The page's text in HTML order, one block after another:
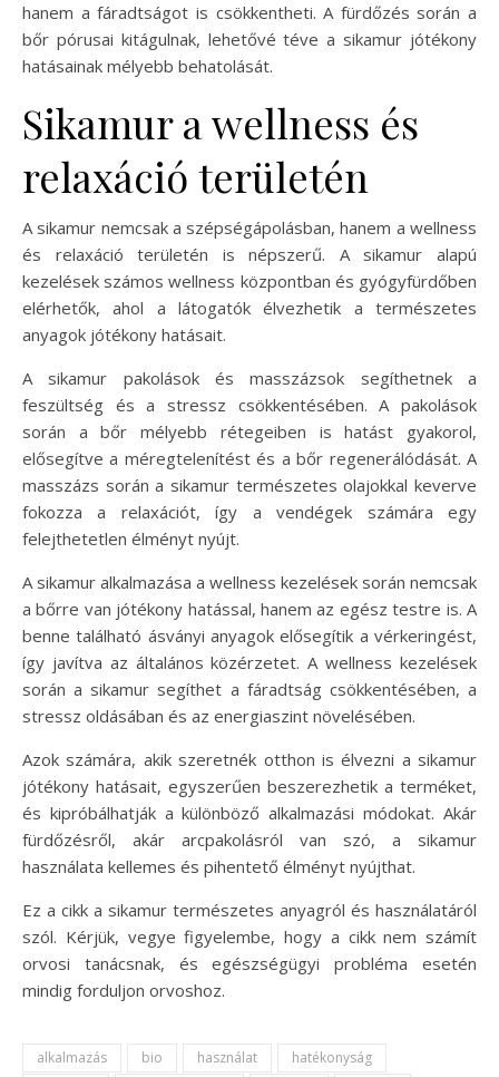
hanem a fáradtságot is csökkentheti. A fürdőzés során a
bőr pórusai kitágulnak, lehetővé téve a sikamur jótékony
hatásainak mélyebb behatolását.
Sikamur a wellness és
relaxáció területén
A sikamur nemcsak a szépségápolásban, hanem a wellness
és relaxáció területén is népszerű. A sikamur alapú
kezelések számos wellness központban és gyógyfürdőben
elérhetők, ahol a látogatók élvezhetik a természetes
anyagok jótékony hatásait.
A sikamur pakolások és masszázsok segíthetnek a
feszültség és a stressz csökkentésében. A pakolások
során a bőr mélyebb rétegeiben is hatást gyakorol,
elősegítve a méregtelenítést és a bőr regenerálódását. A
masszázs során a sikamur természetes olajokkal keverve
fokozza a relaxációt, így a vendégek számára egy
felejthetetlen élményt nyújt.
A sikamur alkalmazása a wellness kezelések során nemcsak
a bőrre van jótékony hatással, hanem az egész testre is. A
benne található ásványi anyagok elősegítik a vérkeringést,
így javítva az általános közérzetet. A wellness kezelések
során a sikamur segíthet a fáradtság csökkentésében, a
stressz oldásában és az energiaszint növelésében.
Azok számára, akik szeretnék otthon is élvezni a sikamur
jótékony hatásait, egyszerűen beszerezhetik a terméket,
és kipróbálhatják a különböző alkalmazási módokat. Akár
fürdőzésről, akár arcpakolásról van szó, a sikamur
használata kellemes és pihentető élményt nyújthat.
Ez a cikk a sikamur természetes anyagról és használatáról
szól. Kérjük, vegye figyelembe, hogy a cikk nem számít
orvosi tanácsnak, és egészségügyi probléma esetén
mindig forduljon orvoshoz.
alkalmazás bio használat
hatékonyság